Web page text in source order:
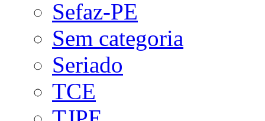
Sefaz-PE
Sem categoria
Seriado
TCE